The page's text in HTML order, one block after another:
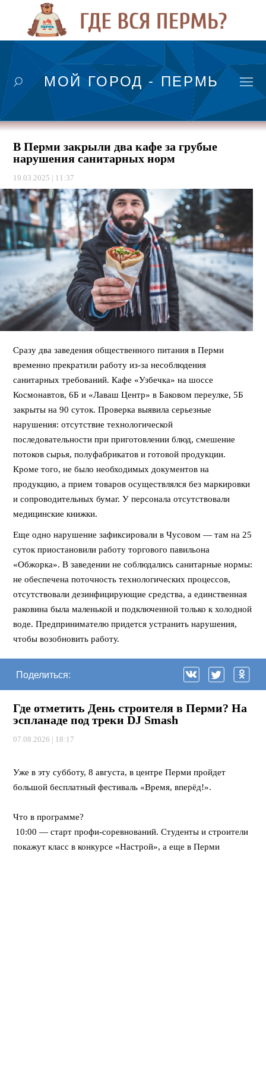
МОЙ ГОРОД - ПЕРМЬ
В Перми закрыли два кафе за грубые
нарушения санитарных норм
19.03.2025 | 11:37
Сразу два заведения общественного питания в Перми
временно прекратили работу из-за несоблюдения
санитарных требований. Кафе «Узбечка» на шоссе
Космонавтов, 6Б и «Лаваш Центр» в Баковом переулке, 5Б
закрыты на 90 суток. Проверка выявила серьезные
нарушения: отсутствие технологической
последовательности при приготовлении блюд, смешение
потоков сырья, полуфабрикатов и готовой продукции.
Кроме того, не было необходимых документов на
продукцию, а прием товаров осуществлялся без маркировки
и сопроводительных бумаг. У персонала отсутствовали
медицинские книжки.
Еще одно нарушение зафиксировали в Чусовом — там на 25
суток приостановили работу торгового павильона
«Обжорка». В заведении не соблюдались санитарные нормы:
не обеспечена поточность технологических процессов,
отсутствовали дезинфицирующие средства, а единственная
раковина была маленькой и подключенной только к холодной
воде. Предпринимателю придется устранить нарушения,
чтобы возобновить работу.
Поделиться:
Где отметить День строителя в Перми? На
эспланаде под треки DJ Smash
07.08.2026 | 18:17
Уже в эту субботу, 8 августа, в центре Перми пройдет
большой бесплатный фестиваль «Время, вперёд!».
Что в программе?
10:00 — старт профи-соревнований. Студенты и строители
покажут класс в конкурсе «Настрой», а еще в Перми